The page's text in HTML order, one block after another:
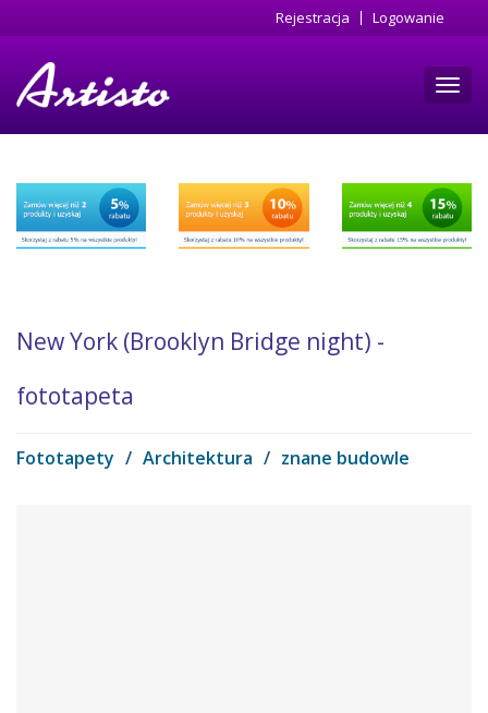
do
Rejestracja Logowanie
New York (Brooklyn Bridge night) -
fototapeta
Fototapety / Architektura / znane budowle